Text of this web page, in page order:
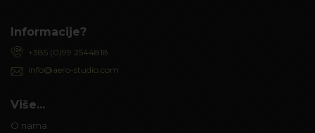
Informacije?
+385 (0)99 2544818
info@aero-studio.com
Više...
O nama